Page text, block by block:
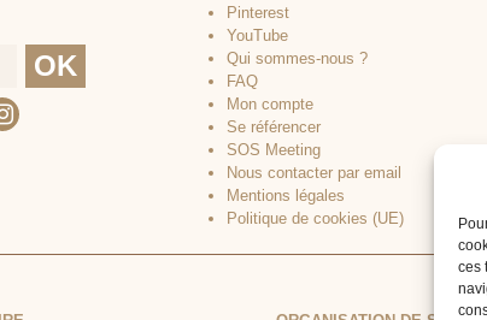
ces
Pinterest
YouTube
Qui sommes-nous ?
FAQ
Mon compte
Se référencer
SOS Meeting
Nous contacter par email
Mentions légales
Politique de cookies (UE)